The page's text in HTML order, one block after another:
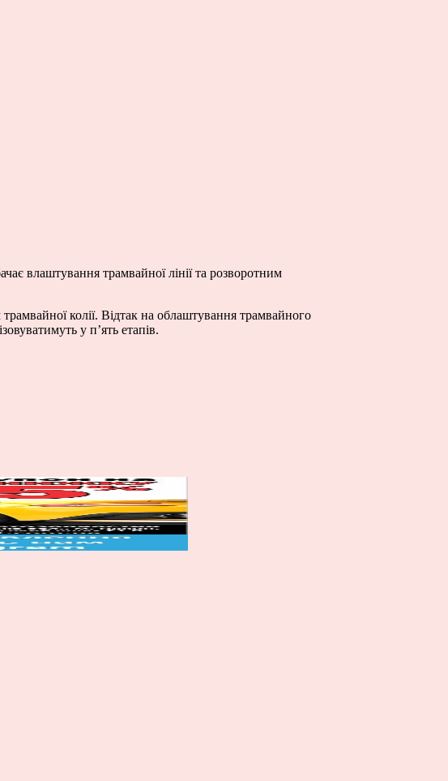
влаштування трамвайної лінії та розворотним
колії. Відтак на облаштування трамвайного
у п’ять етапів.